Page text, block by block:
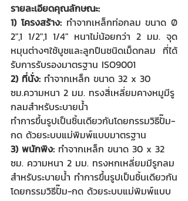
รายละเอียดคุณลักษณะ:
1) โครงสร้าง: ทำจากเหล็กท่อกลม ขนาด Ø
2",1 1/2",1 1/4" หนาไม่น้อยกว่า 2 มม. จุด
หมุนต่างๆใช้บูชและลูกปืนชนิดเม็ดกลม ที่ได้
รับการรับรองมาตรฐาน ISO9001
2) ที่นั่ง: ทำจากเหล็ก ขนาด 32 x 30
ซม.ความหนา 2 มม. ทรงสี่เหลี่ยมคางหมูมีรู
กลมสำหรับระบายน้ำ
ทำการขึ้นรูปเป็นชิ้นเดียวกันโดยกรรมวิธีปั๊ม-
กด ด้วยระบบแม่พิมพ์แบบมาตรฐาน
3) พนักพิง: ทำจากเหล็ก ขนาด 30 x 32
ซม. ความหนา 2 มม. ทรงหกเหลี่ยมมีรูกลม
สำหรับระบายน้ำ ทำการขึ้นรูปเป็นชิ้นเดียวกัน
โดยกรรมวิธีปั๊ม-กด ด้วยระบบแม่พิมพ์แบบ